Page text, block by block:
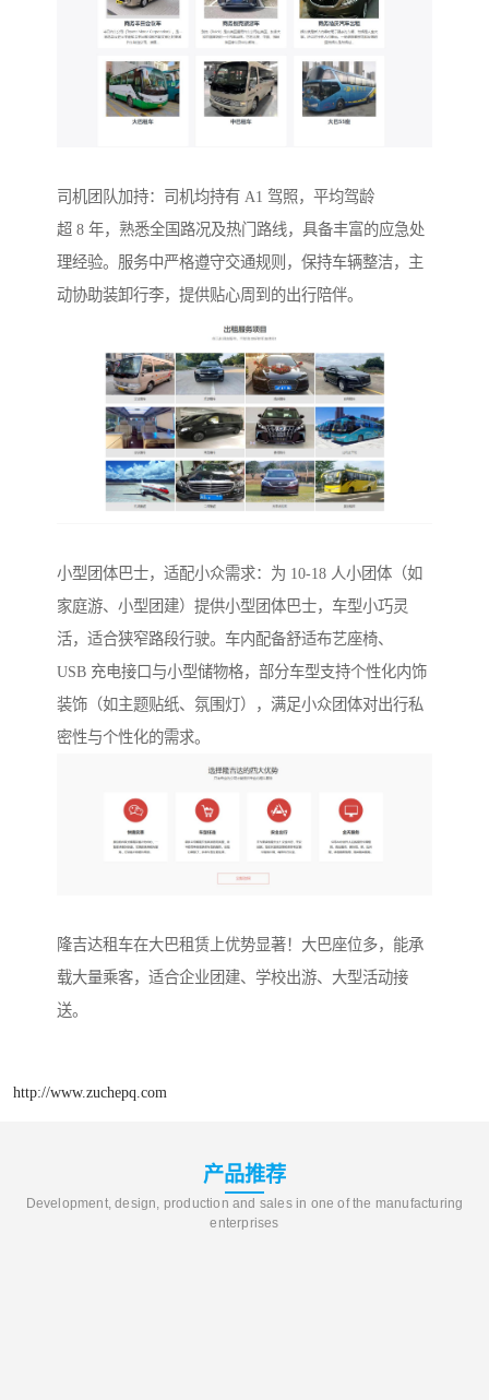
司机团队加持：司机均持有 A1 驾照，平均驾龄
超 8 年，熟悉全国路况及热门路线，具备丰富的应急处
理经验。服务中严格遵守交通规则，保持车辆整洁，主
动协助装卸行李，提供贴心周到的出行陪伴。
小型团体巴士，适配小众需求：为 10-18 人小团体（如
家庭游、小型团建）提供小型团体巴士，车型小巧灵
活，适合狭窄路段行驶。车内配备舒适布艺座椅、
USB 充电接口与小型储物格，部分车型支持个性化内饰
装饰（如主题贴纸、氛围灯），满足小众团体对出行私
密性与个性化的需求。
隆吉达租车在大巴租赁上优势显著！大巴座位多，能承
载大量乘客，适合企业团建、学校出游、大型活动接
送。
http://www.zuchepq.com
产品推荐
Development, design, production and sales in one of the manufacturing
enterprises